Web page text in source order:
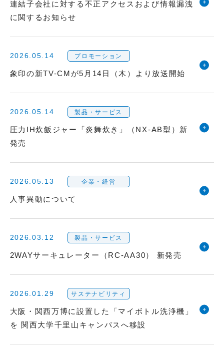
連結子会社に対する不正アクセスおよび情報漏洩
に関するお知らせ
2026.05.14 プロモーション
象印の新TV-CMが5月14日（木）より放送開始
2026.05.14 製品・サービス
圧力IH炊飯ジャー「炎舞炊き」（NX-AB型）新
発売
2026.05.13 企業・経営
人事異動について
2026.03.12 製品・サービス
2WAYサーキュレーター（RC-AA30） 新発売
2026.01.29 サステナビリティ
大阪・関西万博に設置した「マイボトル洗浄機」
を 関西大学千里山キャンパスへ移設